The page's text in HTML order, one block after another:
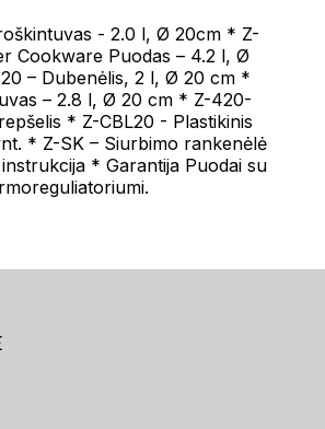
- 2.0 l, Ø 20cm * Z-
Cookware Puodas – 4.2 l, Ø
– Dubenėlis, 2 l, Ø 20 cm *
– 2.8 l, Ø 20 cm * Z-420-
* Z-CBL20 - Plastikinis
* Z-SK – Siurbimo rankenėlė
* Garantija Puodai su